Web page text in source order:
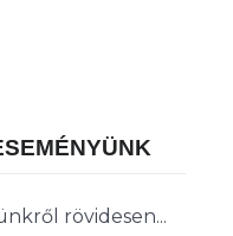
rövidesen...